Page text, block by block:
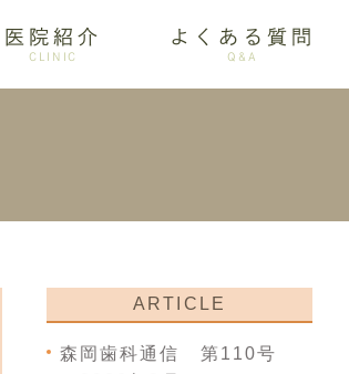
審美歯科
医院紹介
CLINIC
よくある質問
Q&A
ARTICLE
森岡歯科通信 第110号